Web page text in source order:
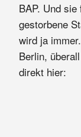
BAP. Und
gestorbene
wird ja
Berlin,
direkt hier: